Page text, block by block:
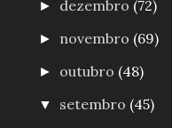
► dezembro (72)
► novembro (69)
► outubro (48)
▼ setembro (45)